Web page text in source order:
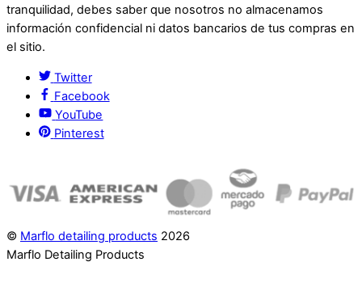
tranquilidad, debes saber que nosotros no almacenamos
información confidencial ni datos bancarios de tus compras en
el sitio.
Twitter
Facebook
YouTube
Pinterest
© Marflo detailing products 2026
Marflo Detailing Products